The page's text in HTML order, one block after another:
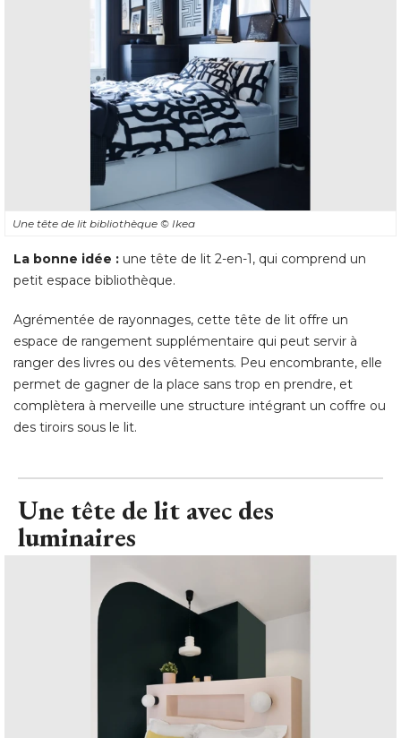
Une tête de lit bibliothèque © Ikea
La bonne idée : une tête de lit 2-en-1, qui comprend un
petit espace bibliothèque.
Agrémentée de rayonnages, cette tête de lit offre un
espace de rangement supplémentaire qui peut servir à
ranger des livres ou des vêtements. Peu encombrante, elle
permet de gagner de la place sans trop en prendre, et
complètera à merveille une structure intégrant un coffre ou
des tiroirs sous le lit.
Une tête de lit avec des
luminaires